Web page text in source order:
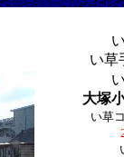
い草
大塚
い草